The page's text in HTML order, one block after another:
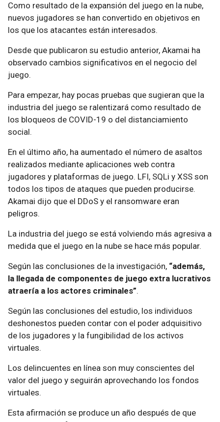
Como resultado de la expansión del juego en la nube,
nuevos jugadores se han convertido en objetivos en
los que los atacantes están interesados.
Desde que publicaron su estudio anterior, Akamai ha
observado cambios significativos en el negocio del
juego.
Para empezar, hay pocas pruebas que sugieran que la
industria del juego se ralentizará como resultado de
los bloqueos de COVID-19 o del distanciamiento
social.
En el último año, ha aumentado el número de asaltos
realizados mediante aplicaciones web contra
jugadores y plataformas de juego. LFI, SQLi y XSS son
todos los tipos de ataques que pueden producirse.
Akamai dijo que el DDoS y el ransomware eran
peligros.
La industria del juego se está volviendo más agresiva a
medida que el juego en la nube se hace más popular.
Según las conclusiones de la investigación, “además,
la llegada de componentes de juego extra lucrativos
atraería a los actores criminales”.
Según las conclusiones del estudio, los individuos
deshonestos pueden contar con el poder adquisitivo
de los jugadores y la fungibilidad de los activos
virtuales.
Los delincuentes en línea son muy conscientes del
valor del juego y seguirán aprovechando los fondos
virtuales.
Esta afirmación se produce un año después de que